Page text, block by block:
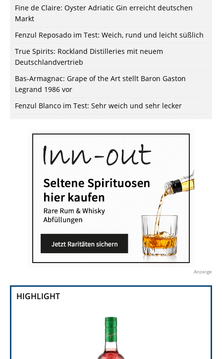
Fine de Claire: Oyster Adriatic Gin erreicht deutschen
Markt
Fenzul Reposado im Test: Weich, rund und leicht süßlich
True Spirits: Rockland Distilleries mit neuem
Deutschlandvertrieb
Bas-Armagnac: Grape of the Art stellt Baron Gaston
Legrand 1986 vor
Fenzul Blanco im Test: Sehr weich und sehr lecker
Anzeige
HIGHLIGHT